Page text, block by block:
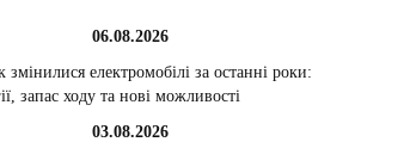
06.08.2026
змінилися електромобілі за останні роки:
запас ходу та нові можливості
03.08.2026